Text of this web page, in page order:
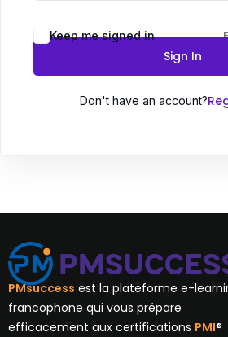
Keep me signed in
Sign In
Don't have an account?
PMsuccess est la plateforme e-
francophone qui vous prépare
efficacement aux certifications PMI®